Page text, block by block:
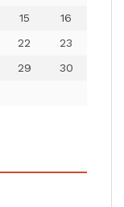
15
16
22
23
29
30